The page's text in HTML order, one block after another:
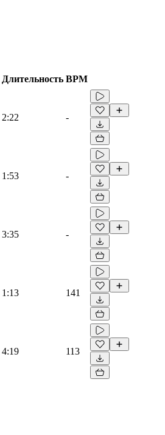
Длительность BPM
2:22 -
1:53 -
3:35 -
1:13 141
4:19 113